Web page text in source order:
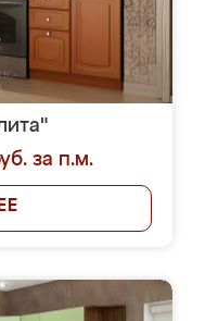
за п.м.